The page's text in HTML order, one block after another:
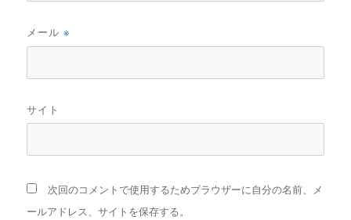
メール※
サイト
次回のコメントで使用するためブラウザーに自分の名前、メ
ールアドレス、サイトを保存する。